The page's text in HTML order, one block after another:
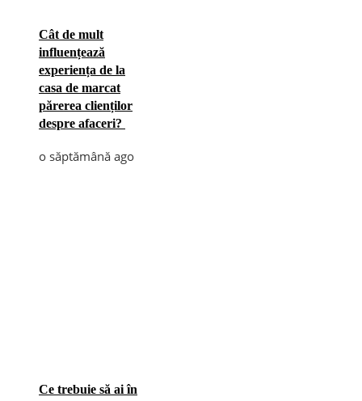
Cât de mult
influențează
experiența de la
casa de marcat
părerea clienților
despre afaceri?
o săptămână ago
Ce trebuie să ai în